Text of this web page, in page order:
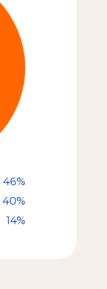
46%
40%
14%